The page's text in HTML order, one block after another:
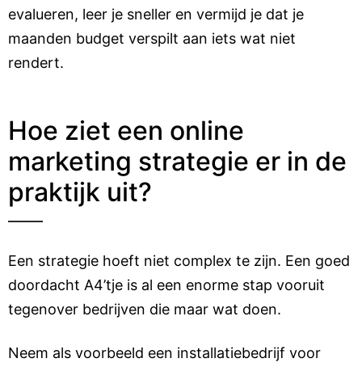
evalueren, leer je sneller en vermijd je dat je
maanden budget verspilt aan iets wat niet
rendert.
Hoe ziet een online
marketing strategie er in de
praktijk uit?
Een strategie hoeft niet complex te zijn. Een goed
doordacht A4’tje is al een enorme stap vooruit
tegenover bedrijven die maar wat doen.
Neem als voorbeeld een installatiebedrijf voor